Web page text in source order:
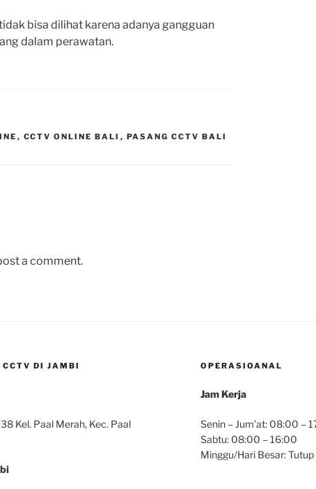
bisa dilihat karena adanya gangguan
dalam perawatan.
, CCTV ONLINE BALI , PASANG CCTV BALI
a comment.
CCTV DI JAMBI
Kel. Paal Merah, Kec. Paal
OPERASIOANAL
Jam Kerja
Senin – Jum’at: 08:00 –
Sabtu: 08:00 – 16:00
Minggu/Hari Besar: Tutup